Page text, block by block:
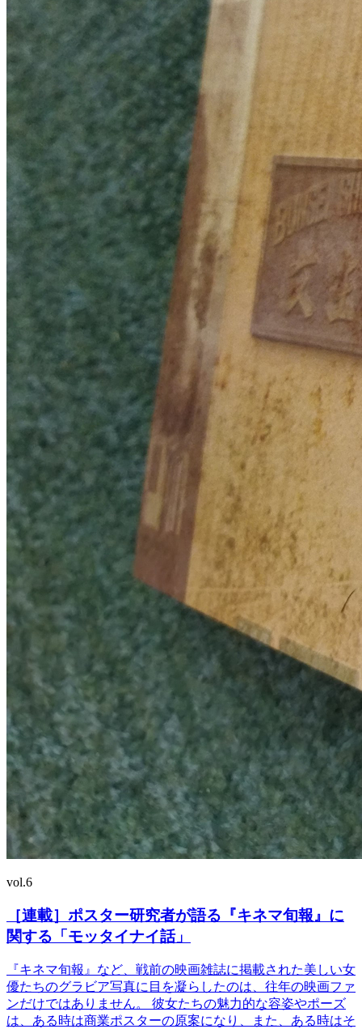
vol.6
［連載］ポスター研究者が語る『キネマ旬報』に
関する「モッタイナイ話」
『キネマ旬報』など、戦前の映画雑誌に掲載された美しい女
優たちのグラビア写真に目を凝らしたのは、往年の映画ファ
ンだけではありません。 彼女たちの魅力的な容姿やポーズ
は、ある時は商業ポスターの原案になり、また、ある時はそ